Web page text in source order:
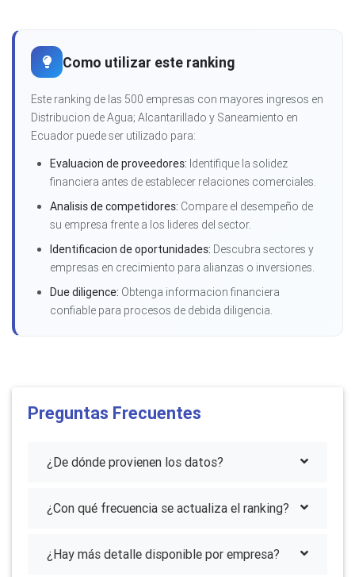
Como utilizar este ranking
Este ranking de las 500 empresas con mayores ingresos en
Distribucion de Agua; Alcantarillado y Saneamiento en
Ecuador puede ser utilizado para:
Evaluacion de proveedores: Identifique la solidez
financiera antes de establecer relaciones comerciales.
Analisis de competidores: Compare el desempeño de
su empresa frente a los lideres del sector.
Identificacion de oportunidades: Descubra sectores y
empresas en crecimiento para alianzas o inversiones.
Due diligence: Obtenga informacion financiera
confiable para procesos de debida diligencia.
Preguntas Frecuentes
¿De dónde provienen los datos?
¿Con qué frecuencia se actualiza el ranking?
¿Hay más detalle disponible por empresa?